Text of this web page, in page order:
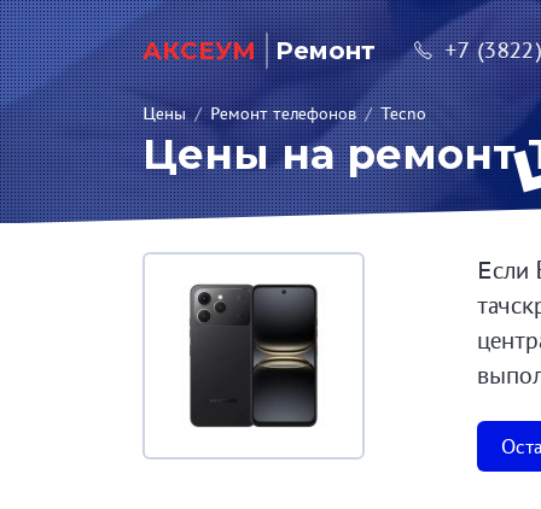
АКСЕУМ Ремонт +7
Цены / Ремонт телефонов / Tecno
Цены на ремонт
Если